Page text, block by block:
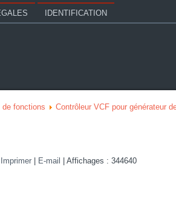
IDENTIFICATION
de fonctions Contrôleur VCF pour générateur
Imprimer E-mail
Affichages : 344640